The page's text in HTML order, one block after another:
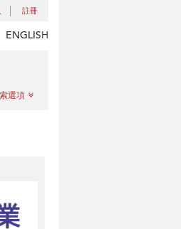
註冊
ENGLISH
選項